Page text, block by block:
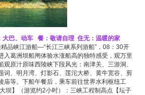
巴、动车 餐：敬请自理 住无：温暖的家
品峡江游船—“长江三峡系列游船”，08：30开
入葛洲坝船闸体验水涨船高的独特感受，观万里
原汁原味西陵峡下段风光：南津关、三游洞、
词、明月湾、灯影石、莲沱大桥、黄牛宽谷、剪
庙等。下船午餐后，乘车前往世界水利枢纽工
坝】（游览约2小时）：三峡工程制高点【坛子